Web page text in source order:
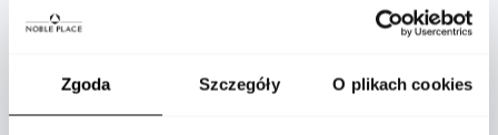
Zgoda Szczegóły O plikach cookies
odebrane po otrzymaniu informacji o możliwości
odbioru zamówienia we wskazanym salonie.
rezerwację produktu na 7 dni. Po tym terminie